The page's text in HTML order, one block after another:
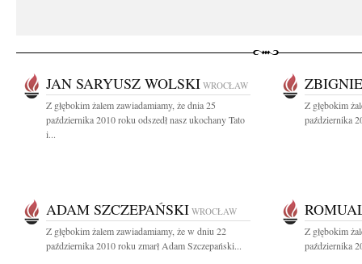
JAN SARYUSZ WOLSKI WROCŁAW
Z głębokim żalem zawiadamiamy, że dnia 25
października 2010 roku odszedł nasz ukochany Tato
i...
Z głębokim
października
ADAM SZCZEPAŃSKI WROCŁAW
Z głębokim żalem zawiadamiamy, że w dniu 22
października 2010 roku zmarł Adam Szczepański...
Z głębokim
października